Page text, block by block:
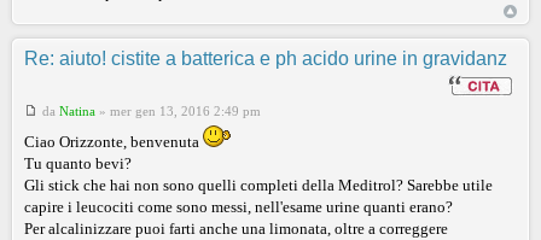
Re: aiuto! cistite a batterica e ph acido urine in gravidanz
da Natina » mer gen 13, 2016 2:49 pm
Ciao Orizzonte, benvenuta
Tu quanto bevi?
Gli stick che hai non sono quelli completi della Meditrol? Sarebbe utile
capire i leucociti come sono messi, nell'esame urine quanti erano?
Per alcalinizzare puoi farti anche una limonata, oltre a correggere